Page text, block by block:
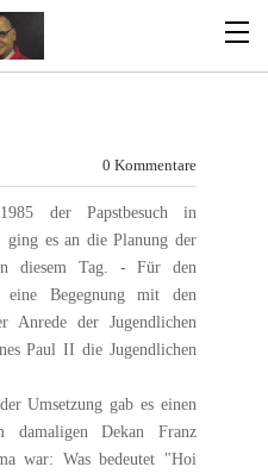
0 Kommentare
der Papstbesuch in
ging es an die Planung der
an diesem Tag. - Für den
eine Begegnung mit den
Anrede der Jugendlichen
Paul II die Jugendlichen
Umsetzung gab es einen
damaligen Dekan Franz
war: Was bedeutet "Hoi